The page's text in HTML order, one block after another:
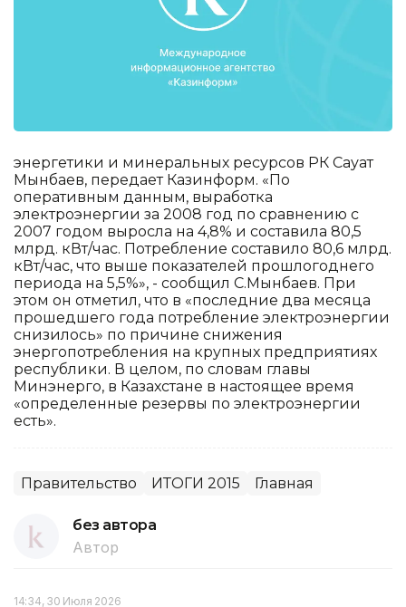
энергетики и минеральных ресурсов РК Сауат
Мынбаев, передает Казинформ. «По
оперативным данным, выработка
электроэнергии за 2008 год по сравнению с
2007 годом выросла на 4,8% и составила 80,5
млрд. кВт/час. Потребление составило 80,6 млрд.
кВт/час, что выше показателей прошлогоднего
периода на 5,5%», - сообщил С.Мынбаев. При
этом он отметил, что в «последние два месяца
прошедшего года потребление электроэнергии
снизилось» по причине снижения
энергопотребления на крупных предприятиях
республики. В целом, по словам главы
Минэнерго, в Казахстане в настоящее время
«определенные резервы по электроэнергии
есть».
Правительство ИТОГИ 2015 Главная
без автора
Автор
14:34, 30 Июля 2026